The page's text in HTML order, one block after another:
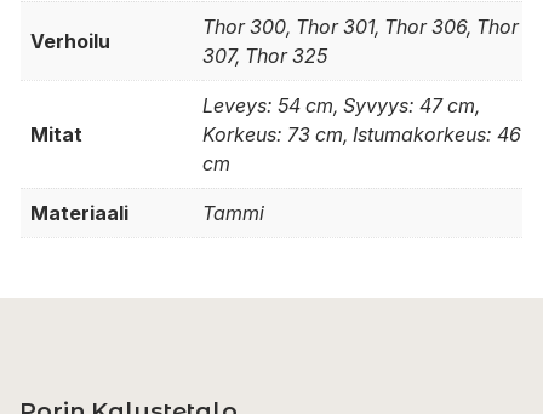
Verhoilu
Thor 300, Thor 301, Thor 306, Thor
307, Thor 325
Mitat
Leveys: 54 cm, Syvyys: 47 cm,
Korkeus: 73 cm, Istumakorkeus: 46
cm
Materiaali Tammi